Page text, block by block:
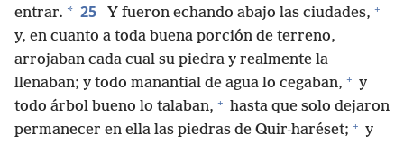
entrar. * 25 Y fueron echando abajo las ciudades, +
y, en cuanto a toda buena porción de terreno,
arrojaban cada cual su piedra y realmente la
llenaban; y todo manantial de agua lo cegaban, + y
todo árbol bueno lo talaban, + hasta que solo dejaron
permanecer en ella las piedras de Quir-haréset; + y